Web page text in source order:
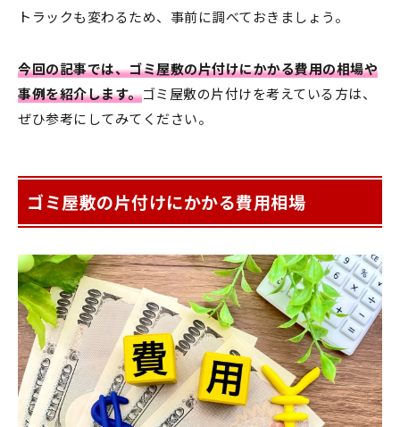
トラックも変わるため、事前に調べておきましょう。
今回の記事では、ゴミ屋敷の片付けにかかる費用の相場や
事例を紹介します。ゴミ屋敷の片付けを考えている方は、
ぜひ参考にしてみてください。
ゴミ屋敷の片付けにかかる費用相場